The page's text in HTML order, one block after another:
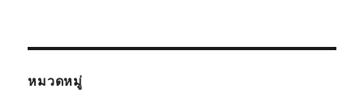
หมวดหมู่